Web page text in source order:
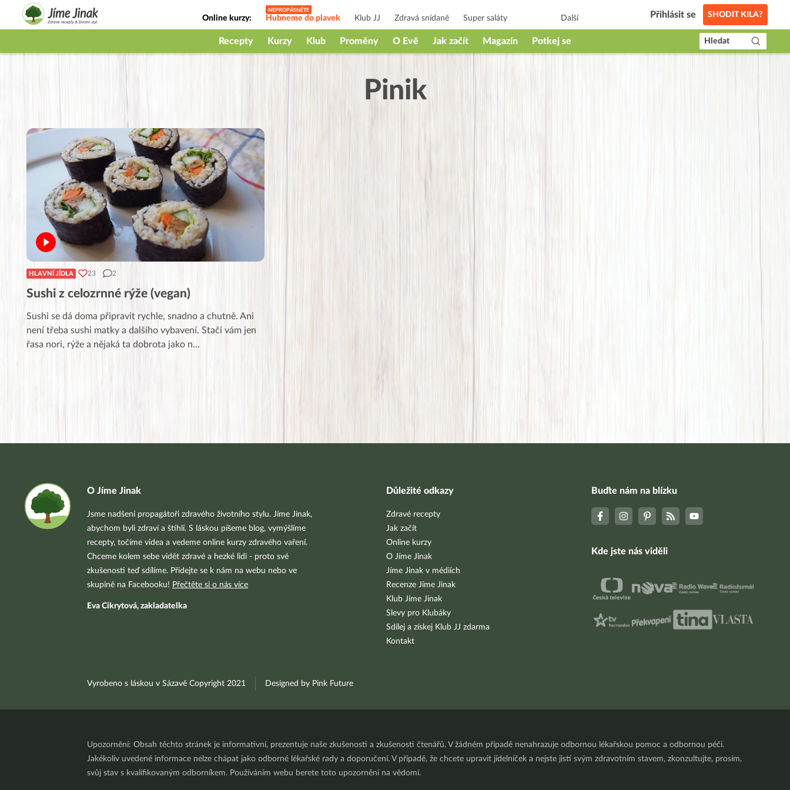
Online kurzy: Hubneme do plavek Klub JJ Zdravá snídaně Super saláty
Jak na babičky
Další Přihlásit se SHODIT KILA?
Recepty Kurzy Klub Proměny O Evě Jak začít Magazín Potkej se Hledat
Pinik
HLAVNÍ JÍDLA 23 2
Sushi z celozrnné rýže (vegan)
Sushi se dá doma připravit rychle, snadno a chutně. Ani
není třeba sushi matky a dalšího vybavení. Stačí vám jen
řasa nori, rýže a nějaká ta dobrota jako n...
O Jíme Jinak
Jsme nadšení propagátoři zdravého životního stylu. Jíme Jinak,
abychom byli zdraví a štíhlí. S láskou píšeme blog, vymýšlíme
recepty, točíme videa a vedeme online kurzy zdravého vaření.
Chceme kolem sebe vidět zdravé a hezké lidi - proto své
zkušenosti teď sdílíme. Přidejte se k nám na webu nebo ve
skupině na Facebooku! Přečtěte si o nás více
Eva Cikrytová, zakladatelka
Důležité odkazy
Zdravé recepty
Jak začít
Online kurzy
O Jíme Jinak
Jíme Jinak v médiích
Recenze Jíme Jinak
Klub Jíme Jinak
Slevy pro Klubáky
Sdílej a získej Klub JJ zdarma
Kontakt
Buďte nám na blízku
Kde jste nás viděli
Vyrobeno s láskou v Sázavě Copyright 2021 Designed by Pink Future
Upozornění: Obsah těchto stránek je informativní, prezentuje naše zkušenosti a zkušenosti čtenářů. V žádném případě nenahrazuje odbornou lékařskou pomoc a odbornou péči.
Jakékoliv uvedené informace nelze chápat jako odborné lékařské rady a doporučení. V případě, že chcete upravit jídelníček a nejste jistí svým zdravotním stavem, zkonzultujte, prosím,
svůj stav s kvalifikovaným odborníkem. Používáním webu berete toto upozornění na vědomí.